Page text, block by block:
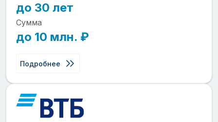
до 30 лет
Сумма
до 10 млн. ₽
Подробнее